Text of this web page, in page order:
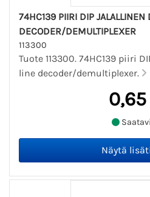
74HC139 PIIRI DIP JALALLINEN
DECODER/DEMULTIPLEXER
113300
Tuote 113300. 74HC139 piiri
line decoder/demultiplexer.